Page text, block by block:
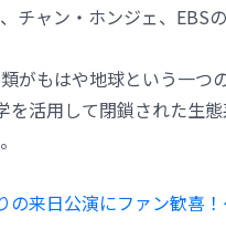
チャン・ホンジェ、EBS
類がもはや地球という一
を活用して閉鎖された生
の来日公演にファン歓喜